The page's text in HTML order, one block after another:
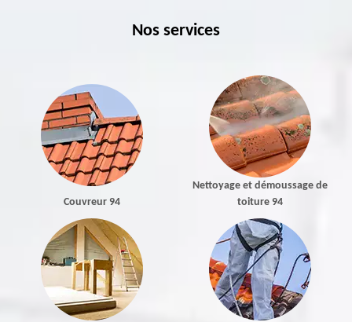
Nos services
Couvreur 94
Nettoyage et démoussage de
toiture 94